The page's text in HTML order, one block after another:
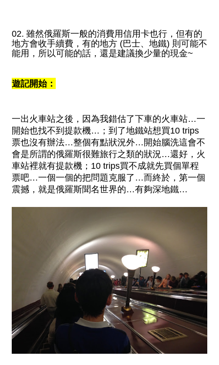
02. 雖然俄羅斯一般的消費用信用卡也行，但有的
地方會收手續費，有的地方 (巴士、地鐵) 則可能不
能用，所以可能的話，還是建議換少量的現金~
遊記開始：
一出火車站之後，因為我錯估了下車的火車站…一
開始也找不到提款機…；到了地鐵站想買10 trips
票也沒有辦法…整個有點狀況外…開始腦洗這會不
會是所謂的俄羅斯很難旅行之類的狀況…還好，火
車站裡就有提款機；10 trips買不成就先買個單程
票吧…一個一個的把問題克服了…而終於，第一個
震撼，就是俄羅斯聞名世界的…有夠深地鐵…